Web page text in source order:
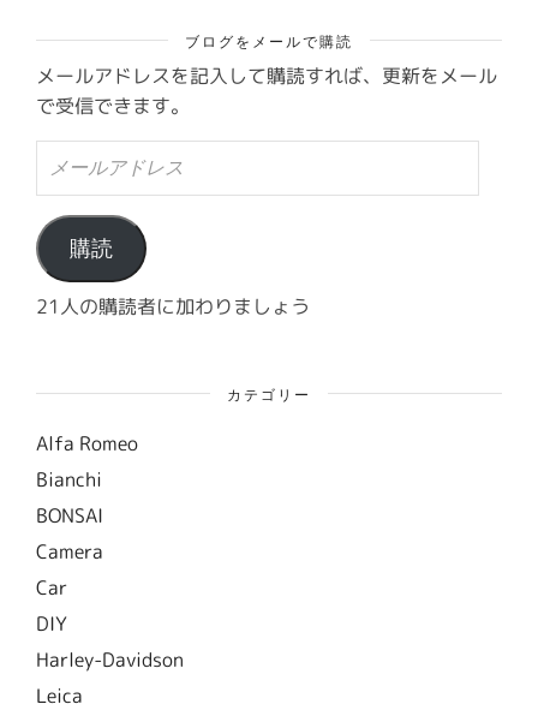
ブログをメールで購読
メールアドレスを記入して購読すれば、更新をメール
で受信できます。
ル
ア
ド
レ
ス
購読
21人の購読者に加わりましょう
カテゴリー
Alfa Romeo
Bianchi
BONSAI
Camera
Car
DIY
Harley-Davidson
Leica